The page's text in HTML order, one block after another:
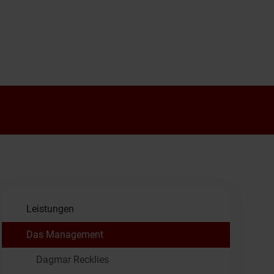
Leistungen
Das Management
Dagmar Recklies